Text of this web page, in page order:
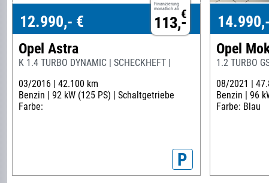
Finanzierung
monatlich ab €
113,-
12.990,- €
Opel Astra
K 1.4 TURBO DYNAMIC | SCHECKHEFT |
03/2016 | 42.100 km
Benzin | 92 kW (125 PS) | Schaltgetriebe
Farbe:
P
Opel
1.2 TURBO
08/2021 |
Benzin | 96
Farbe: Blau